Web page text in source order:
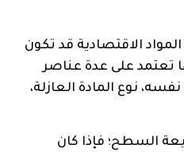
الاقتصادية قد تكون
تعتمد على عدة عناصر
نوع المادة العازلة،
السطح؛ فإذا كان